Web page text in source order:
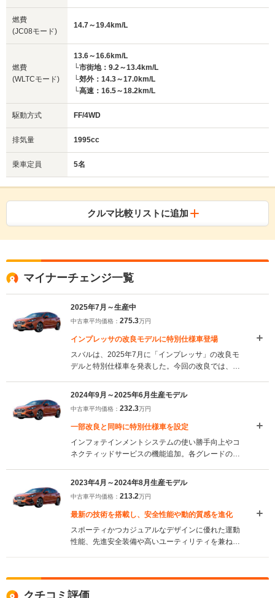
燃費
(JC08モード)
14.7～19.4km/L
燃費
(WLTCモード)
13.6～16.6km/L
└市街地：9.2～13.4km/L
└郊外：14.3～17.0km/L
└高速：16.5～18.2km/L
駆動方式 FF/4WD
排気量 1995cc
乗車定員 5名
クルマ比較リストに追加
マイナーチェンジ一覧
2025年7月～生産中
中古車平均価格： 275.3万円
インプレッサの改良モデルに特別仕様車登場
スバルは、2025年7月に「インプレッサ」の改良モ
デルと特別仕様車を発表した。今回の改良では、ボ
が追加され、運転支援機能として「緊急時プリクラ
ッシュステアリング」や「スバルリアビークルディ
テクション」などが全グレードに標準装備された。
注目点としては、ドライバー異常時対応システムの
をした場合に自動的に対応する機能が導入された。
さらに、特別仕様車として「ST スタイル エディシ
ョン」と「ST-H スタイル エディション」が新たに
設定され、内外装をブラック基調とし、室内各所に
赤の差し色を入れるスポーティなデザインが施され
2024年9月～2025年6月生産モデル
中古車平均価格： 232.3万円
一部改良と同時に特別仕様車を設定
インフォテインメントシステムの使い勝手向上やコ
ネクティッドサービスの機能追加。各グレードの装
装備化する一部改良を行った。2.0Lガソリンエンジ
ンモデルには、アイサイトセイフティプラスやコー
ナリングランプ＆ステアリング連動ヘッドランプ、
ダークメタリック17インチアルミホイールを標準装
設定している。（2024.9）
2023年4月～2024年8月生産モデル
中古車平均価格： 213.2万円
最新の技術を搭載し、安全性能や動的質感を進化
スポーティかつカジュアルなデザインに優れた運動
性能、先進安全装備や高いユーティリティを兼ね備
安全性能や動的質感の大幅な進化が実現された。エ
クステリアは、引き締まったスピード感ある鋭いシ
クチコミ評価